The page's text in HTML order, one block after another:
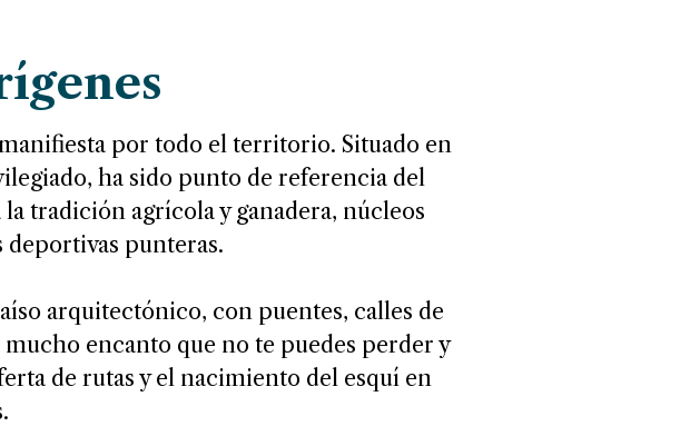
por todo el territorio. Situado en
ha sido punto de referencia del
tradición agrícola y ganadera, núcleos
deportivas punteras.
arquitectónico, con puentes, calles de
encanto que no te puedes perder y
de rutas y el nacimiento del esquí en